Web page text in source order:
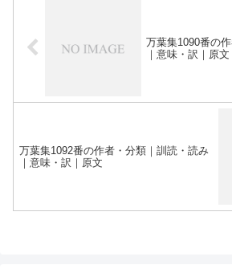
万葉集1090番の
｜意味・訳｜原文
万葉集1092番の作者・分類｜訓読・読み
｜意味・訳｜原文